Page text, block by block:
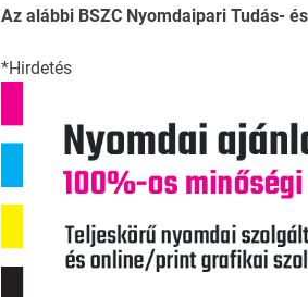
Az alábbi BSZC Nyomdaipari Tudás-
*Hirdetés